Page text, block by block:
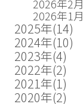
2026年2月
2026年1月
2025年(14)
2024年(10)
2023年(4)
2022年(2)
2021年(1)
2020年(2)